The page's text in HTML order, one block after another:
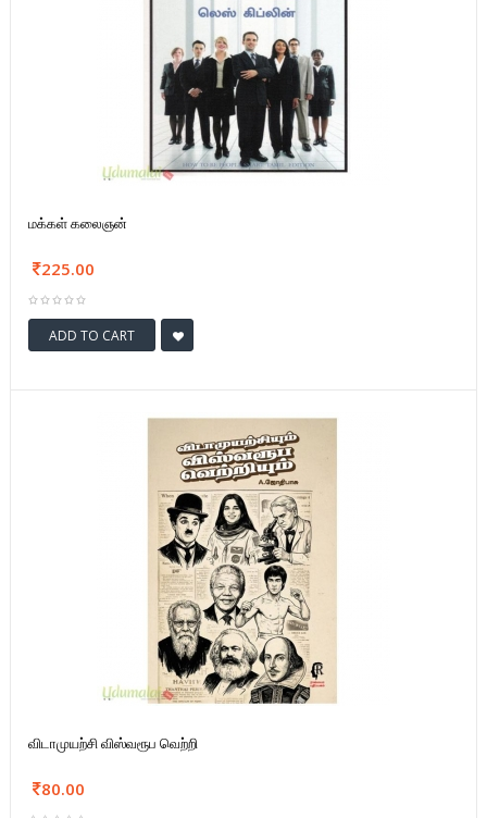
மக்கள் கலைஞன்
225.00
ADD TO CART
விடாமுயற்சி விஸ்வரூப வெற்றி
80.00